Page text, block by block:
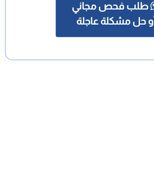
طلب فحص مجاني
حل مشكلة عاجلة